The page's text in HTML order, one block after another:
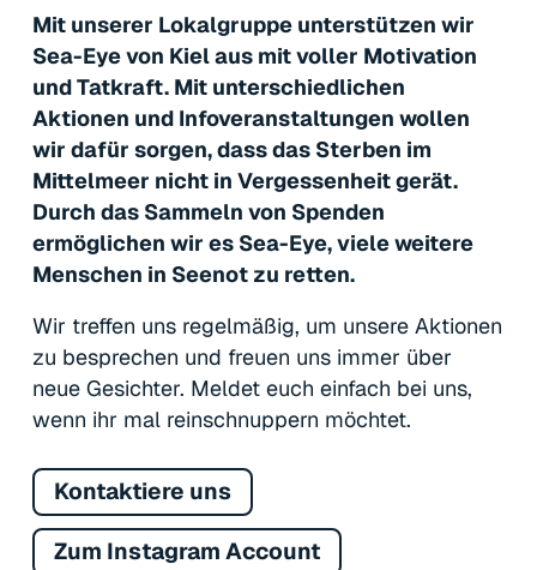
Mit unserer Lokalgruppe unterstützen wir
Sea-Eye von Kiel aus mit voller Motivation
und Tatkraft. Mit unterschiedlichen
Aktionen und Infoveranstaltungen wollen
wir dafür sorgen, dass das Sterben im
Mittelmeer nicht in Vergessenheit gerät.
Durch das Sammeln von Spenden
ermöglichen wir es Sea-Eye, viele weitere
Menschen in Seenot zu retten.
Wir treffen uns regelmäßig, um unsere Aktionen
zu besprechen und freuen uns immer über
neue Gesichter. Meldet euch einfach bei uns,
wenn ihr mal reinschnuppern möchtet.
Kontaktiere uns
Zum Instagram Account